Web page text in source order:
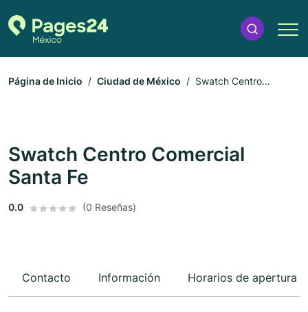
Página de Inicio Ciudad de México
Swatch Centro
Swatch Centro Comercial
Santa Fe
0.0 (0 Reseñas)
Contacto Información Horarios de apertura